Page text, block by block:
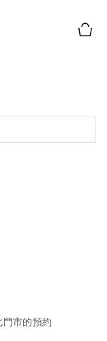
市的預約